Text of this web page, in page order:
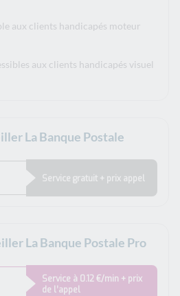
aux clients handicapés moteur
aux clients handicapés visuel
La Banque Postale
Service gratuit + prix appel
La Banque Postale Pro
Service à 0.12 €/min + prix
de l’appel